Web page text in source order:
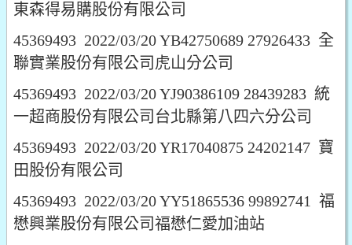
東森得易購股份有限公司
45369493 2022/03/20 YB42750689 27926433 全
聯實業股份有限公司虎山分公司
45369493 2022/03/20 YJ90386109 28439283 統
一超商股份有限公司台北縣第八四六分公司
45369493 2022/03/20 YR17040875 24202147 寶
田股份有限公司
45369493 2022/03/20 YY51865536 99892741 福
懋興業股份有限公司福懋仁愛加油站